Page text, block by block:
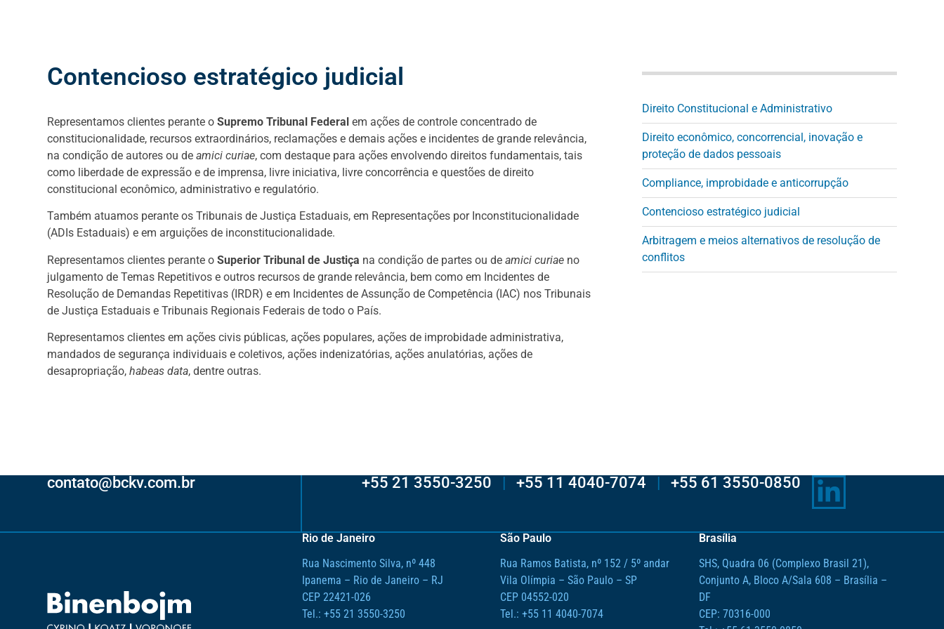
Contencioso estratégico judicial
Representamos clientes perante oSupremo Tribunal Federal em ações de controle concentrado de
constitucionalidade, recursos extraordinários, reclamações e demais ações e incidentes de grande relevância,
na condição de autores ou deamici curiae, com destaque para ações envolvendo direitos fundamentais, tais
como liberdade de expressão e de imprensa, livre iniciativa, livre concorrência e questões de direito
constitucional econômico, administrativo e regulatório.
Também atuamos perante os Tribunais de Justiça Estaduais, em Representações por Inconstitucionalidade
(ADIs Estaduais) e em arguições de inconstitucionalidade.
Representamos clientes perante oSuperior Tribunal de Justiça na condição de partes ou deamici curiae no
julgamento de Temas Repetitivos e outros recursos de grande relevância, bem como em Incidentes de
Resolução de Demandas Repetitivas (IRDR) e em Incidentes de Assunção de Competência (IAC) nos Tribunais
de Justiça Estaduais e Tribunais Regionais Federais de todo o País.
Representamos clientes em ações civis públicas, ações populares, ações de improbidade administrativa,
mandados de segurança individuais e coletivos, ações indenizatórias, ações anulatórias, ações de
desapropriação,habeas data, dentre outras.
Direito Constitucional e Administrativo
Direito econômico, concorrencial, inovação e
proteção de dados pessoais
Compliance, improbidade e anticorrupção
Contencioso estratégico judicial
Arbitragem e meios alternativos de resolução de
conflitos
contato@bckv.com.br +55 21 3550-3250 | +55 11 4040-7074 | +55 61 3550-0850
Rio de Janeiro
Rua Nascimento Silva, nº 448
Ipanema – Rio de Janeiro – RJ
CEP 22421-026
Tel.: +55 21 3550-3250
São Paulo
Rua Ramos Batista, nº 152 / 5º andar
Vila Olímpia – São Paulo – SP
CEP 04552-020
Tel.: +55 11 4040-7074
Brasília
SHS, Quadra 06 (Complexo Brasil 21),
Conjunto A, Bloco A/Sala 608 – Brasília –
DF
CEP: 70316-000